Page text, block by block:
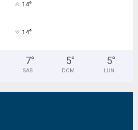
14°
14°
7°
SAB
5°
DOM
5°
LUN